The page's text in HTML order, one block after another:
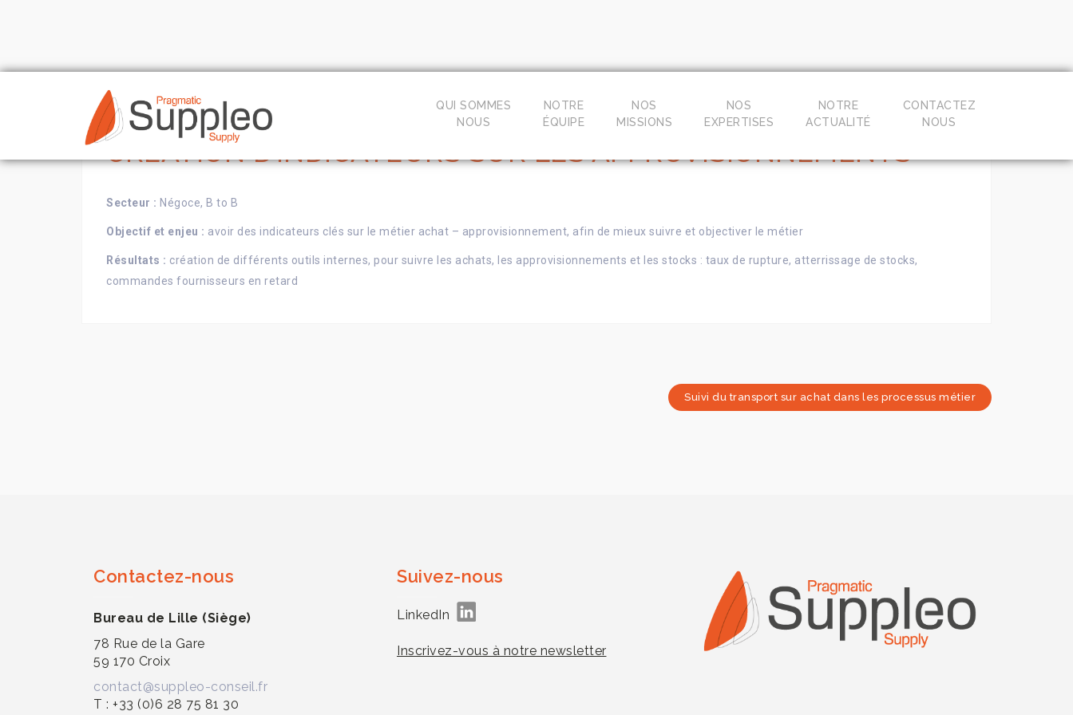
QUI SOMMES
NOUS
NOTRE
ÉQUIPE
NOS
MISSIONS
NOS
EXPERTISES
NOTRE
ACTUALITÉ
CONTACTEZ
NOUS
CRÉATION D’INDICATEURS SUR LES APPROVISIONNEMENTS
Secteur : Négoce, B to B
Objectif et enjeu : avoir des indicateurs clés sur le métier achat – approvisionnement, afin de mieux suivre et objectiver le métier
Résultats : création de différents outils internes, pour suivre les achats, les approvisionnements et les stocks : taux de rupture, atterrissage de stocks,
commandes fournisseurs en retard
Suivi du transport sur achat dans les processus métier
Contactez-nous
Bureau de Lille (Siège)
78 Rue de la Gare
59 170 Croix
contact@suppleo-conseil.fr
T : +33 (0)6 28 75 81 30
Suivez-nous
LinkedIn
Inscrivez-vous à notre newsletter